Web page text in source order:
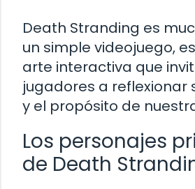
Death Stranding es
un simple videojuego,
arte interactiva que
jugadores a reflexionar
y el propósito de
Los personajes
de Death